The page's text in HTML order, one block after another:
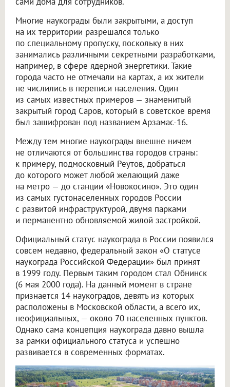
Многие наукограды были закрытыми, а доступ
на их территории разрешался только
по специальному пропуску, поскольку в них
занимались различными секретными разработками,
например, в сфере ядерной энергетики. Такие
города часто не отмечали на картах, а их жители
не числились в переписи населения. Один
из самых известных примеров — знаменитый
закрытый город Саров, который в советское время
был зашифрован под названием Арзамас-16.
Между тем многие наукограды внешне ничем
не отличаются от большинства городов страны:
к примеру, подмосковный Реутов, добраться
до которого может любой желающий даже
на метро — до станции «Новокосино». Это один
из самых густонаселенных городов России
с развитой инфраструктурой, двумя парками
и перманентно обновляемой жилой застройкой.
Официальный статус наукограда в России появился
совсем недавно, федеральный закон «О статусе
наукограда Российской Федерации» был принят
в 1999 году. Первым таким городом стал Обнинск
(6 мая 2000 года). На данный момент в стране
признается 14 наукоградов, девять из которых
расположены в Московской области, а всего их,
неофициальных, — около 70 населенных пунктов.
Однако сама концепция наукограда давно вышла
за рамки официального статуса и успешно
развивается в современных форматах.